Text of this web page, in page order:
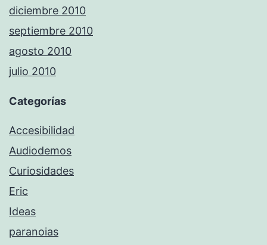
diciembre 2010
septiembre 2010
agosto 2010
julio 2010
Categorías
Accesibilidad
Audiodemos
Curiosidades
Eric
Ideas
paranoias